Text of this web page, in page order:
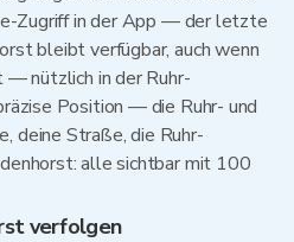
Zugriff in der App — der letzte
bleibt verfügbar, auch wenn
— nützlich in der Ruhr-
Position — die Ruhr- und
deine Straße, die Ruhr-
alle sichtbar mit 100
verfolgen